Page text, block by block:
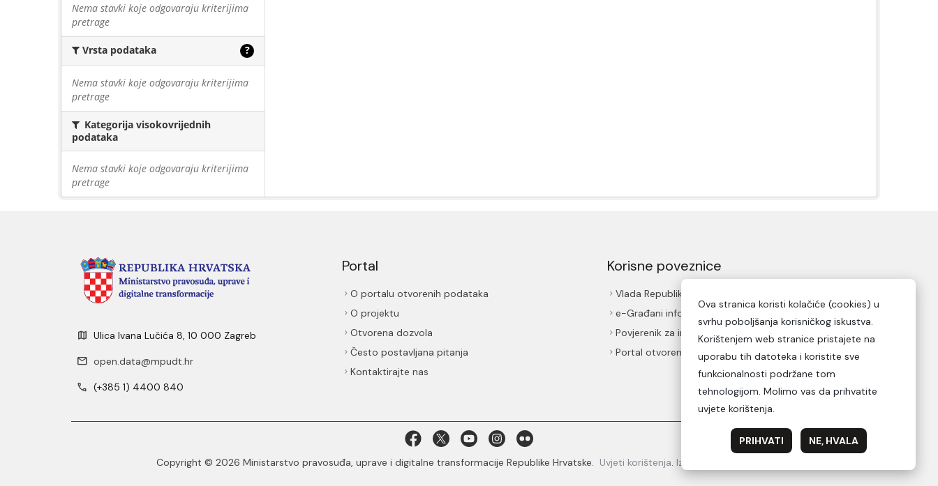
Nema stavki koje odgovaraju kriterijima
pretrage
Vrsta podataka ?
Nema stavki koje odgovaraju kriterijima
pretrage
Kategorija visokovrijednih
podataka
Nema stavki koje odgovaraju kriterijima
pretrage